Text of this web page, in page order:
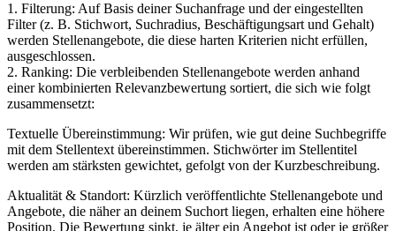
1. Filterung: Auf Basis deiner Suchanfrage und der eingestellten
Filter (z. B. Stichwort, Suchradius, Beschäftigungsart und Gehalt)
werden Stellenangebote, die diese harten Kriterien nicht erfüllen,
ausgeschlossen.
2. Ranking: Die verbleibenden Stellenangebote werden anhand
einer kombinierten Relevanzbewertung sortiert, die sich wie folgt
zusammensetzt:
Textuelle Übereinstimmung: Wir prüfen, wie gut deine Suchbegriffe
mit dem Stellentext übereinstimmen. Stichwörter im Stellentitel
werden am stärksten gewichtet, gefolgt von der Kurzbeschreibung.
Aktualität & Standort: Kürzlich veröffentlichte Stellenangebote und
Angebote, die näher an deinem Suchort liegen, erhalten eine höhere
Position. Die Bewertung sinkt, je älter ein Angebot ist oder je größer